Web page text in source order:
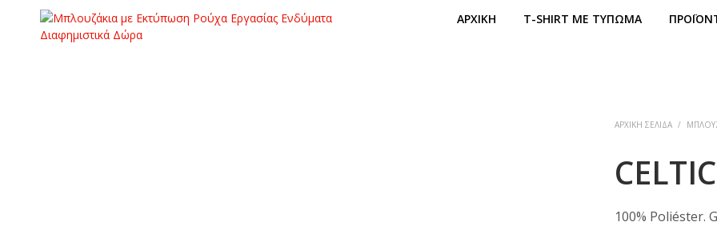
ΑΡΧΙΚΉ T-SHIRT ΜΕ ΤΎΠΩΜΑ
ΑΡΧΙΚΉ ΣΕΛΊΔΑ /
100% Poliéster.